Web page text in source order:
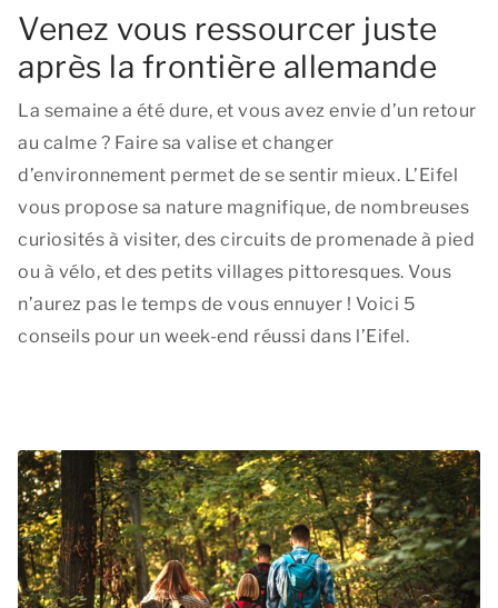
Venez vous ressourcer juste
après la frontière allemande
La semaine a été dure, et vous avez envie d’un retour
au calme ? Faire sa valise et changer
d’environnement permet de se sentir mieux. L’Eifel
vous propose sa nature magnifique, de nombreuses
curiosités à visiter, des circuits de promenade à pied
ou à vélo, et des petits villages pittoresques. Vous
n’aurez pas le temps de vous ennuyer ! Voici 5
conseils pour un week-end réussi dans l’Eifel.